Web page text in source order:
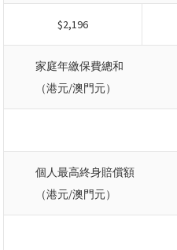
$2,196
家庭年繳保費總和
（港元/澳門元）
個人最高終身賠償額
（港元/澳門元）